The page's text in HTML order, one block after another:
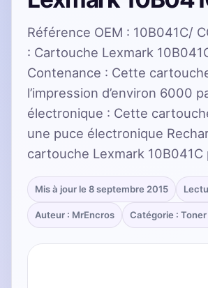
Référence OEM : 10B041C/
: Cartouche Lexmark
Contenance : Cette
l’impression d’environ 6000
électronique : Cette
une puce électronique
cartouche Lexmark
Mis à jour le 8 septembre 2015
Auteur : MrEncros Catégorie :